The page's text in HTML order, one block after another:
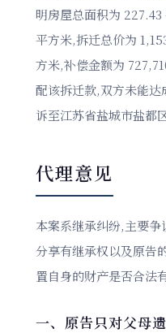
明房屋总面积为
平方米,拆迁总价为
方米,补偿金额为
配该拆迁款,双方未能
诉至江苏省盐城市盐都
代理意见
本案系继承纠纷,主要
分享有继承权以及原告
置自身的财产是否合法
一、原告只对父母